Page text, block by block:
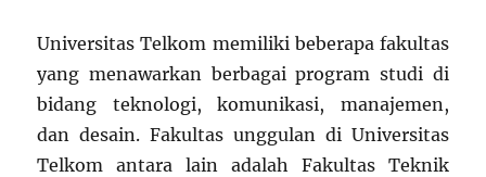
Universitas Telkom memiliki beberapa fakultas
yang menawarkan berbagai program studi di
bidang teknologi, komunikasi, manajemen,
dan desain. Fakultas unggulan di Universitas
Telkom antara lain adalah Fakultas Teknik